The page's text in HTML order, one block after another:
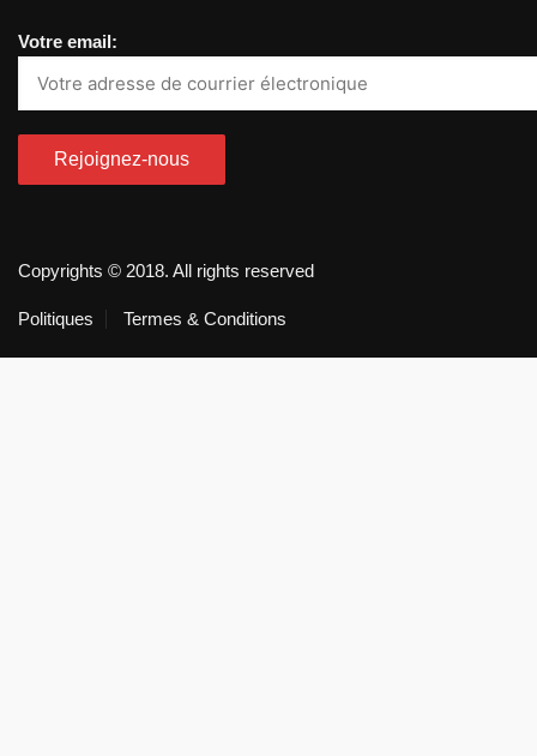
Votre email:
Copyrights © 2018. All rights reserved
Politiques Termes & Conditions